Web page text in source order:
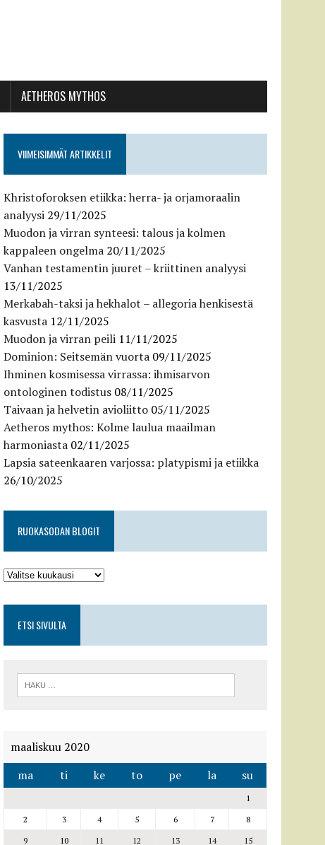
AETHEROS MYTHOS
VIIMEISIMMÄT ARTIKKELIT
Khristoforoksen etiikka: herra- ja orjamoraalin
analyysi 29/11/2025
Muodon ja virran synteesi: talous ja kolmen
kappaleen ongelma 20/11/2025
Vanhan testamentin juuret – kriittinen analyysi
13/11/2025
Merkabah-taksi ja hekhalot – allegoria henkisestä
kasvusta 12/11/2025
Muodon ja virran peili 11/11/2025
Dominion: Seitsemän vuorta 09/11/2025
Ihminen kosmisessa virrassa: ihmisarvon
ontologinen todistus 08/11/2025
Taivaan ja helvetin avioliitto 05/11/2025
Aetheros mythos: Kolme laulua maailman
harmoniasta 02/11/2025
Lapsia sateenkaaren varjossa: platypismi ja etiikka
26/10/2025
RUOKASODAN BLOGIT
ETSI SIVULTA
maaliskuu 2020
ma
ti ke to pe la su
1
2
3 4 5 6 7
8
9
10 11 12 13 14
15